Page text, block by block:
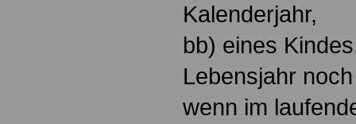
Kalenderjahr,
bb) eines
Lebensjahr
wenn im